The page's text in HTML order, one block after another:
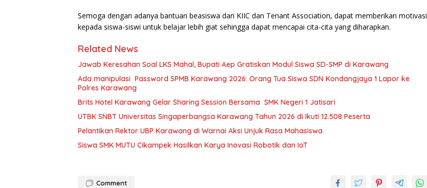
Semoga dengan adanya bantuan beasiswa dari KIIC dan Tenant Association, dapat memberikan motivasi
kepada siswa-siswi untuk belajar lebih giat sehingga dapat mencapai cita-cita yang diharapkan.
Related News
Jawab Keresahan Soal LKS Mahal, Bupati Aep Gratiskan Modul Siswa SD-SMP di Karawang
Ada manipulasi Password SPMB Karawang 2026: Orang Tua Siswa SDN Kondangjaya 1 Lapor ke
Polres Karawang
Brits Hotel Karawang Gelar Sharing Session Bersama SMK Negeri 1 Jatisari
UTBK SNBT Universitas Singaperbangsa Karawang Tahun 2026 di Ikuti 12.508 Peserta
Pelantikan Rektor UBP Karawang di Warnai Aksi Unjuk Rasa Mahasiswa
Siswa SMK MUTU Cikampek Hasilkan Karya Inovasi Robotik dan IoT
Comment